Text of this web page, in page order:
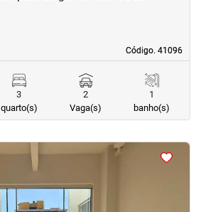
Código. 41096
Código. 41096
3
quarto(s)
2
Vaga(s)
1
banho(s)